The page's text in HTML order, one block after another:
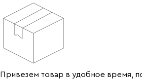
Привезем товар в удобное время,